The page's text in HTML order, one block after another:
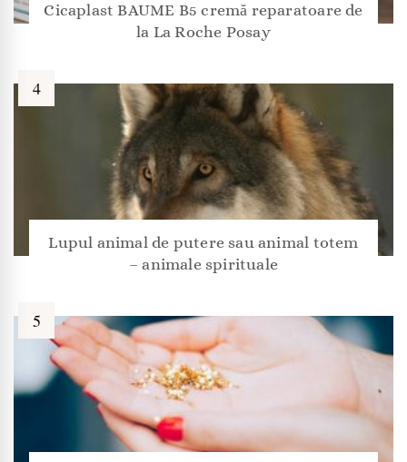
Cicaplast BAUME B5 cremă reparatoare de
la La Roche Posay
Lupul animal de putere sau animal totem
– animale spirituale